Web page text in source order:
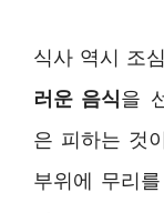
식사 역시 조
러운 음식을
은 피하는 것
부위에 무리